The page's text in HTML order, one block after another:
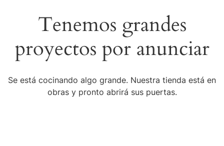
Tenemos grandes
proyectos por anunciar
Se está cocinando algo grande. Nuestra tienda está en
obras y pronto abrirá sus puertas.